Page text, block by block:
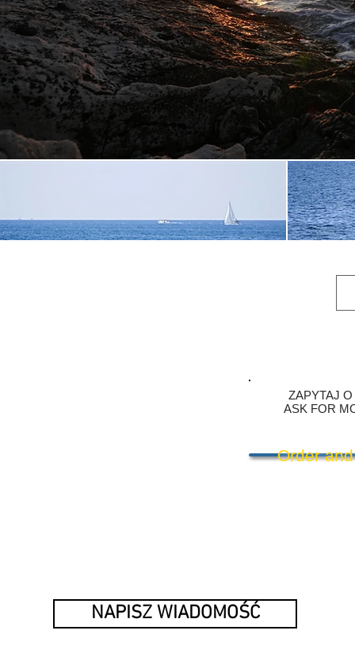
ZAPYTAJ
ASK FOR
Order
NAPISZ WIADOMOŚĆ